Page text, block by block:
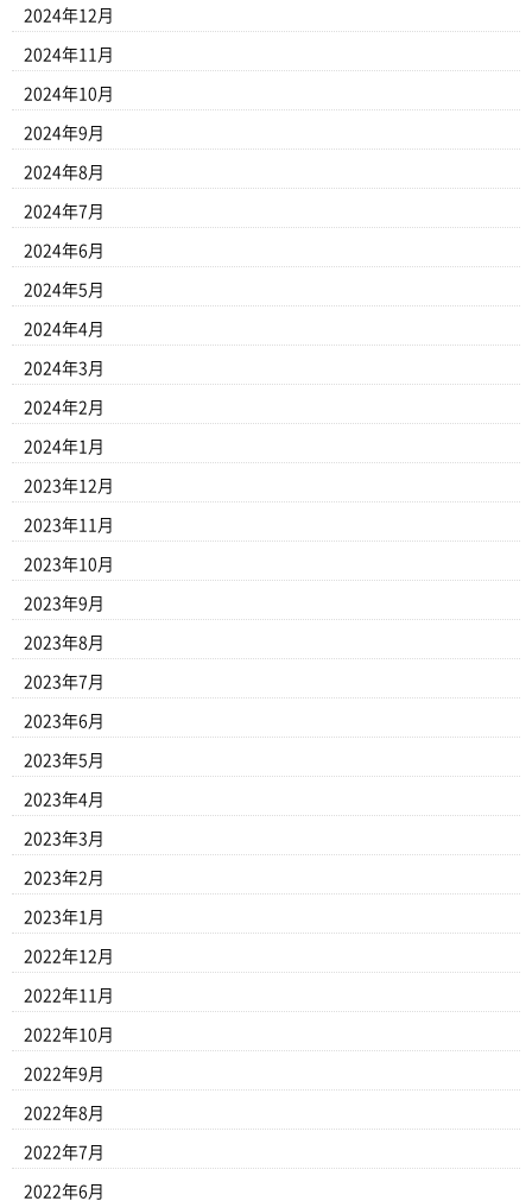
2024年12月
2024年11月
2024年10月
2024年9月
2024年8月
2024年7月
2024年6月
2024年5月
2024年4月
2024年3月
2024年2月
2024年1月
2023年12月
2023年11月
2023年10月
2023年9月
2023年8月
2023年7月
2023年6月
2023年5月
2023年4月
2023年3月
2023年2月
2023年1月
2022年12月
2022年11月
2022年10月
2022年9月
2022年8月
2022年7月
2022年6月